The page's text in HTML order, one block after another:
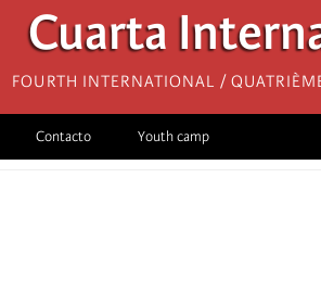
Cuarta
Fourth International /
Contacto Youth camp